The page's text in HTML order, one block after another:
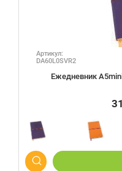
Артикул:
DA60L0SVR2
Ежедневник